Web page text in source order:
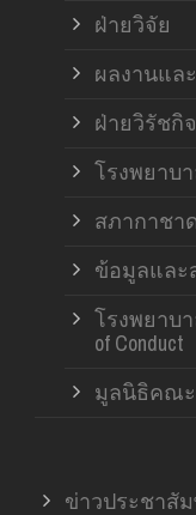
ฝ่ายวิจัย
ผลงานแล
ฝ่ายวิรัชกิจ
โรงพยาบ
สภากาชา
ข้อมูลและ
โรงพยาบ
of Conduct
มูลนิธิคณ
ข่าวประชาสั